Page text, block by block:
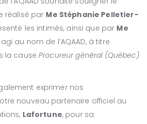
réalisé par Me Stéphanie Pelletier-
les intimés, ainsi que par Me
au nom de l’AQAAD, à titre
la causeProcureur général (Québec)
exprimer nos
nouveau partenaire officiel au
Lafortune, pour sa